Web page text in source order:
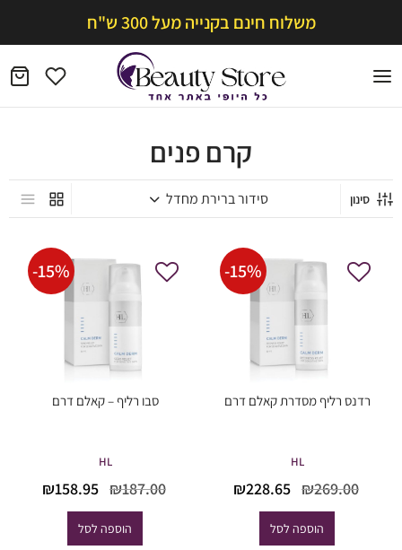
משלוח חינם בקנייה מעל 300 ש"ח
קרם פנים
סינון
-15%
רדנס רליף מסדרת קאלם דרם
HL
₪269.00
המחיר
היה:
₪269.00.
₪228.65
הוספה לסל
-15%
סבו רליף – קאלם דרם
HL
₪187.00
המחיר
היה:
₪187.00.
₪158.95
הוספה לסל